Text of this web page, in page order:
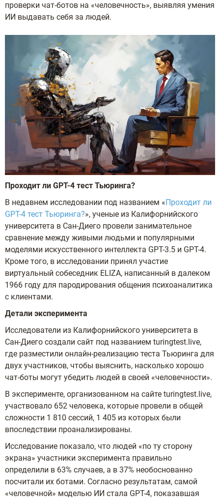
проверки чат-ботов на «человечность», выявляя умения
ИИ выдавать себя за людей.
Проходит ли GPТ-4 тест Тьюринга?
В недавнем исследовании под названием «Проходит ли
GPТ-4 тест Тьюринга?», ученые из Калифорнийского
университета в Сан-Диего провели занимательное
сравнение между живыми людьми и популярными
моделями искусственного интеллекта GPT-3.5 и GPT-4.
Кроме того, в исследовании принял участие
виртуальный собеседник ELIZA, написанный в далеком
1966 году для пародирования общения психоаналитика
с клиентами.
Детали эксперимента
Исследователи из Калифорнийского университета в
Сан-Диего создали сайт под названием turingtest.live,
где разместили онлайн-реализацию теста Тьюринга для
двух участников, чтобы выяснить, насколько хорошо
чат-боты могут убедить людей в своей «человечности».
В эксперименте, организованном на сайте turingtest.live,
участвовало 652 человека, которые провели в общей
сложности 1 810 сессий, 1 405 из которых были
впоследствии проанализированы.
Исследование показало, что людей «по ту сторону
экрана» участники эксперимента правильно
определили в 63% случаев, а в 37% необоснованно
посчитали их ботами. Согласно результатам, самой
«человечной» моделью ИИ стала GPТ-4, показавшая